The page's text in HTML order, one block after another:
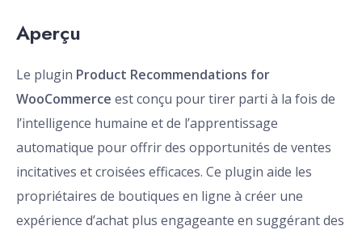
Aperçu
Le plugin Product Recommendations for
WooCommerce est conçu pour tirer parti à la fois de
l’intelligence humaine et de l’apprentissage
automatique pour offrir des opportunités de ventes
incitatives et croisées efficaces. Ce plugin aide les
propriétaires de boutiques en ligne à créer une
expérience d’achat plus engageante en suggérant des